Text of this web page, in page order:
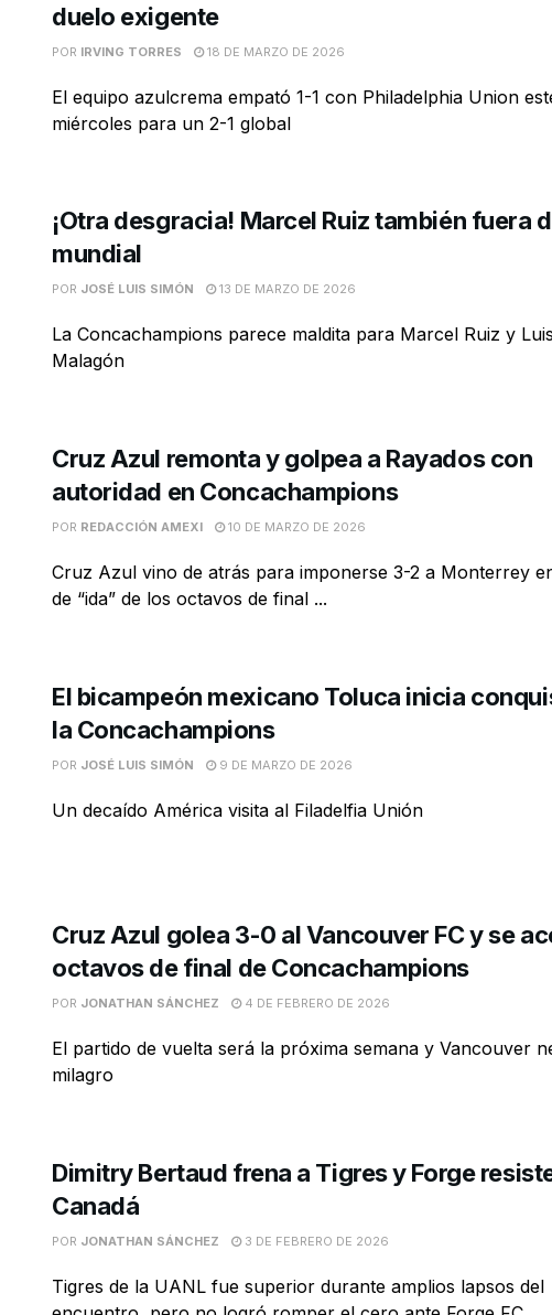
duelo exigente
POR IRVING TORRES 18 DE MARZO DE 2026
El equipo azulcrema empató 1-1 con Philadelphia Union
miércoles para un 2-1 global
¡Otra desgracia! Marcel Ruiz también fuera
mundial
POR JOSÉ LUIS SIMÓN 13 DE MARZO DE 2026
La Concachampions parece maldita para Marcel Ruiz y
Malagón
Cruz Azul remonta y golpea a Rayados con
autoridad en Concachampions
POR REDACCIÓN AMEXI 10 DE MARZO DE 2026
Cruz Azul vino de atrás para imponerse 3-2 a Monterrey
de “ida” de los octavos de final ...
El bicampeón mexicano Toluca inicia
la Concachampions
POR JOSÉ LUIS SIMÓN 9 DE MARZO DE 2026
Un decaído América visita al Filadelfia Unión
Cruz Azul golea 3-0 al Vancouver FC y se
octavos de final de Concachampions
POR JONATHAN SÁNCHEZ 4 DE FEBRERO DE 2026
El partido de vuelta será la próxima semana y Vancouver
milagro
Dimitry Bertaud frena a Tigres y Forge
Canadá
POR JONATHAN SÁNCHEZ 3 DE FEBRERO DE 2026
Tigres de la UANL fue superior durante amplios lapsos del